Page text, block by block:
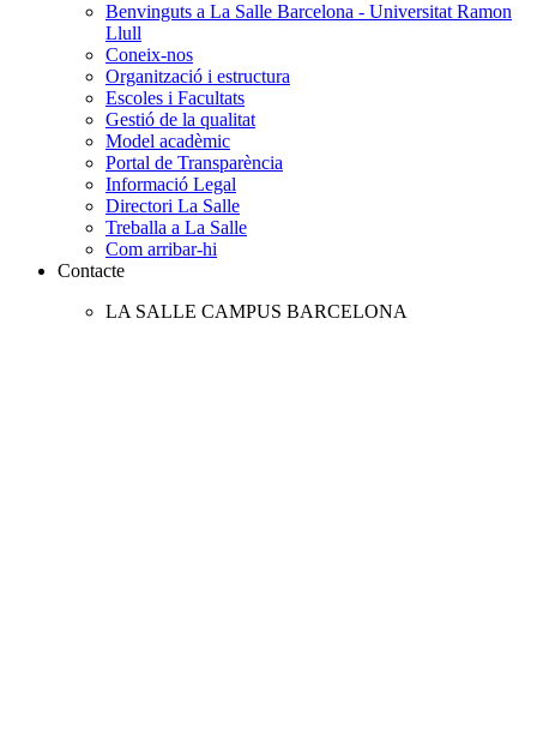
Benvinguts a La Salle Barcelona - Universitat Ramon
Llull
Coneix-nos
Organització i estructura
Escoles i Facultats
Gestió de la qualitat
Model acadèmic
Portal de Transparència
Informació Legal
Directori La Salle
Treballa a La Salle
Com arribar-hi
Contacte
LA SALLE CAMPUS BARCELONA